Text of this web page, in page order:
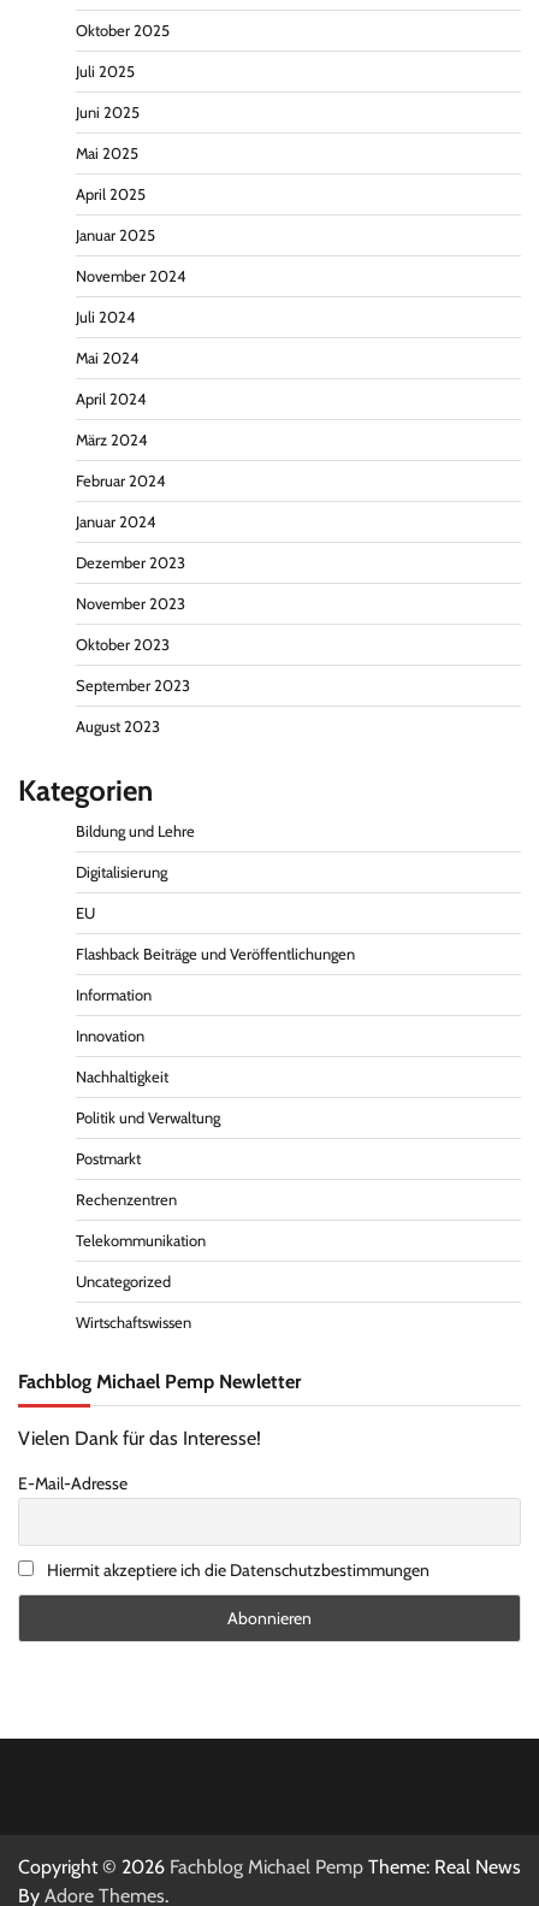
Oktober 2025
Juli 2025
Juni 2025
Mai 2025
April 2025
Januar 2025
November 2024
Juli 2024
Mai 2024
April 2024
März 2024
Februar 2024
Januar 2024
Dezember 2023
November 2023
Oktober 2023
September 2023
August 2023
Kategorien
Bildung und Lehre
Digitalisierung
EU
Flashback Beiträge und Veröffentlichungen
Information
Innovation
Nachhaltigkeit
Politik und Verwaltung
Postmarkt
Rechenzentren
Telekommunikation
Uncategorized
Wirtschaftswissen
Fachblog Michael Pemp Newletter
Vielen Dank für das Interesse!
E-Mail-Adresse
Hiermit akzeptiere ich die Datenschutzbestimmungen
Copyright © 2026 Fachblog Michael Pemp Theme: Real News
By Adore Themes.